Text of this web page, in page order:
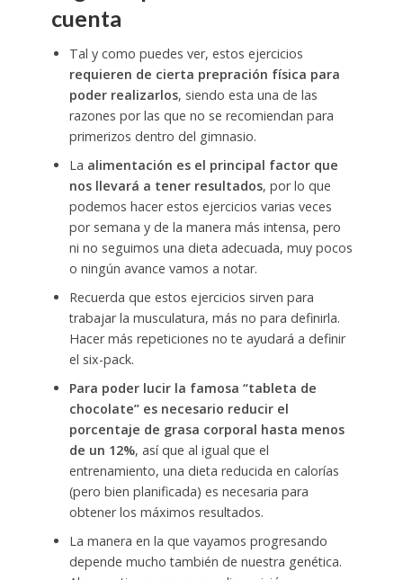
cuenta
Tal y como puedes ver, estos ejercicios
requieren de cierta prepración física para
poder realizarlos, siendo esta una de las
razones por las que no se recomiendan para
primerizos dentro del gimnasio.
La alimentación es el principal factor que
nos llevará a tener resultados, por lo que
podemos hacer estos ejercicios varias veces
por semana y de la manera más intensa, pero
ni no seguimos una dieta adecuada, muy pocos
o ningún avance vamos a notar.
Recuerda que estos ejercicios sirven para
trabajar la musculatura, más no para definirla.
Hacer más repeticiones no te ayudará a definir
el six-pack.
Para poder lucir la famosa “tableta de
chocolate” es necesario reducir el
porcentaje de grasa corporal hasta menos
de un 12%, así que al igual que el
entrenamiento, una dieta reducida en calorías
(pero bien planificada) es necesaria para
obtener los máximos resultados.
La manera en la que vayamos progresando
depende mucho también de nuestra genética.